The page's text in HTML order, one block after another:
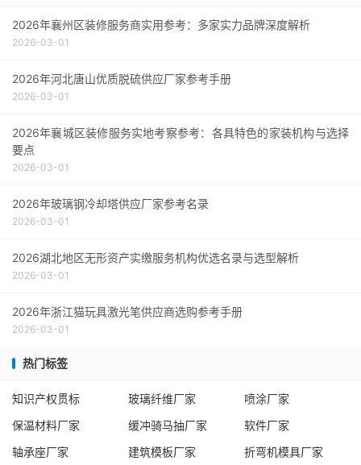
2026年襄州区装修服务商实用参考：多家实力品牌深度解析
2026-03-01
2026年河北唐山优质脱硫供应厂家参考手册
2026-03-01
2026年襄城区装修服务实地考察参考：各具特色的家装机构与选择
要点
2026-03-01
2026年玻璃钢冷却塔供应厂家参考名录
2026-03-01
2026湖北地区无形资产实缴服务机构优选名录与选型解析
2026-03-01
2026年浙江猫玩具激光笔供应商选购参考手册
2026-03-01
热门标签
知识产权贯标 玻璃纤维厂家
喷涂厂家
保温材料厂家
缓冲骑马抽厂家
软件厂家
轴承座厂家
建筑模板厂家 折弯机模具厂家